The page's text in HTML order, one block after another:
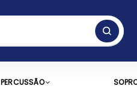
PERCUSSÃO